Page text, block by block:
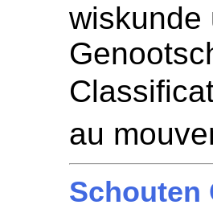
wiskunde
au
Schouten